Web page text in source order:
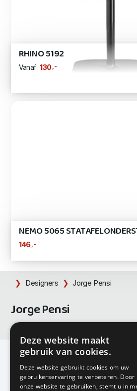
RHINO 5192
Vanaf 130,-
NEMO 5065
146,-
Designers Jorge Pensi
Jorge Pensi
KMP Kantoormeubilair
Deze website maakt
gebruik van cookies.
Deze website gebruikt cookies om uw
gebruikerservaring te verbeteren. Door
onze website te gebruiken, stemt u in